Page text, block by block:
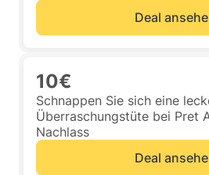
Deal
10€
Schnappen Sie sich eine
Überraschungstüte bei Pret
Nachlass
Deal